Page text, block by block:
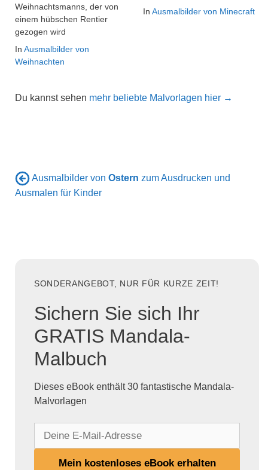
Weihnachtsmanns, der von
einem hübschen Rentier
gezogen wird
In Ausmalbilder von
Weihnachten
In Ausmalbilder von Minecraft
Du kannst sehen mehr beliebte Malvorlagen hier →
Ausmalbilder von Ostern zum Ausdrucken und
Ausmalen für Kinder
SONDERANGEBOT, NUR FÜR KURZE ZEIT!
Sichern Sie sich Ihr
GRATIS Mandala-
Malbuch
Dieses eBook enthält 30 fantastische Mandala-
Malvorlagen
Mein kostenloses eBook erhalten